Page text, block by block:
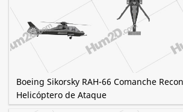
Boeing Sikorsky RAH-66 Comanche
Helicóptero de Ataque